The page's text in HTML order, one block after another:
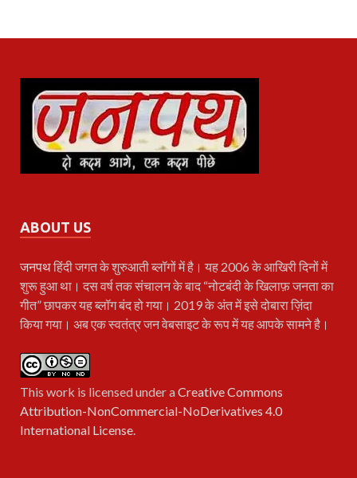
ABOUT US
जनपथहिंदी जगत के शुरुआती ब्लॉगों में है। यह 2006 के आखिरी दिनों में
शुरू हुआ था। दस वर्ष तक संचालन के बाद “नोटबंदी के खिलाफ़ जनता का
गीत” छापकर यह ब्लॉग बंद हो गया। 2019 के अंत में इसे दोबारा ज़िंदा
किया गया। अब एक स्वतंत्र जन वेबसाइट के रूप में यह आपके सामने है।
This work is licensed under aCreative Commons
Attribution-NonCommercial-NoDerivatives 4.0
International License.